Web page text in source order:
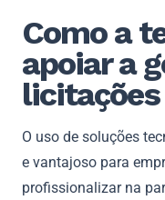
Como a
apoiar a
licitações
O uso de soluções
e vantajoso para
profissionalizar na